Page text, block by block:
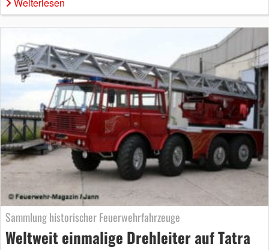
Weiterlesen
Sammlung historischer Feuerwehrfahrzeuge
Weltweit einmalige Drehleiter auf Tatra